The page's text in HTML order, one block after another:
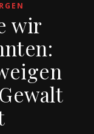
wir